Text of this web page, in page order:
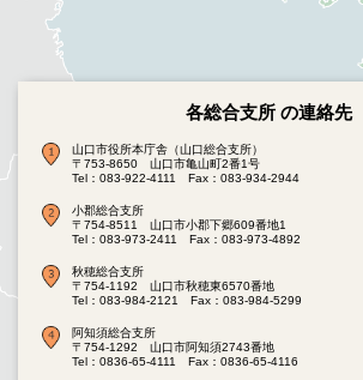
各総合支所 の連絡先
山口市役所本庁舎（山口総合支所）
〒753-8650 山口市亀山町2番1号
Tel：083-922-4111
Fax：083-934-2944
小郡総合支所
〒754-8511 山口市小郡下郷609番地1
Tel：083-973-2411
Fax：083-973-4892
秋穂総合支所
〒754-1192 山口市秋穂東6570番地
Tel：083-984-2121
Fax：083-984-5299
阿知須総合支所
〒754-1292 山口市阿知須2743番地
Tel：0836-65-4111
Fax：0836-65-4116